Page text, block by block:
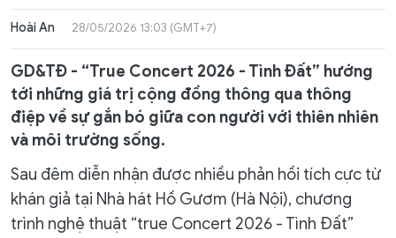
Hoài An 28/05/2026 13:03 (GMT+7)
GD&TĐ - “True Concert 2026 - Tình Đất” hướng
tới những giá trị cộng đồng thông qua thông
điệp về sự gắn bó giữa con người với thiên nhiên
và môi trường sống.
Sau đêm diễn nhận được nhiều phản hồi tích cực từ
khán giả tại Nhà hát Hồ Gươm (Hà Nội), chương
trình nghệ thuật “true Concert 2026 - Tình Đất”